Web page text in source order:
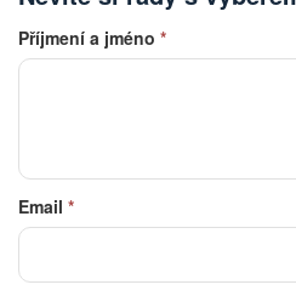
Příjmení a jméno *
Email *